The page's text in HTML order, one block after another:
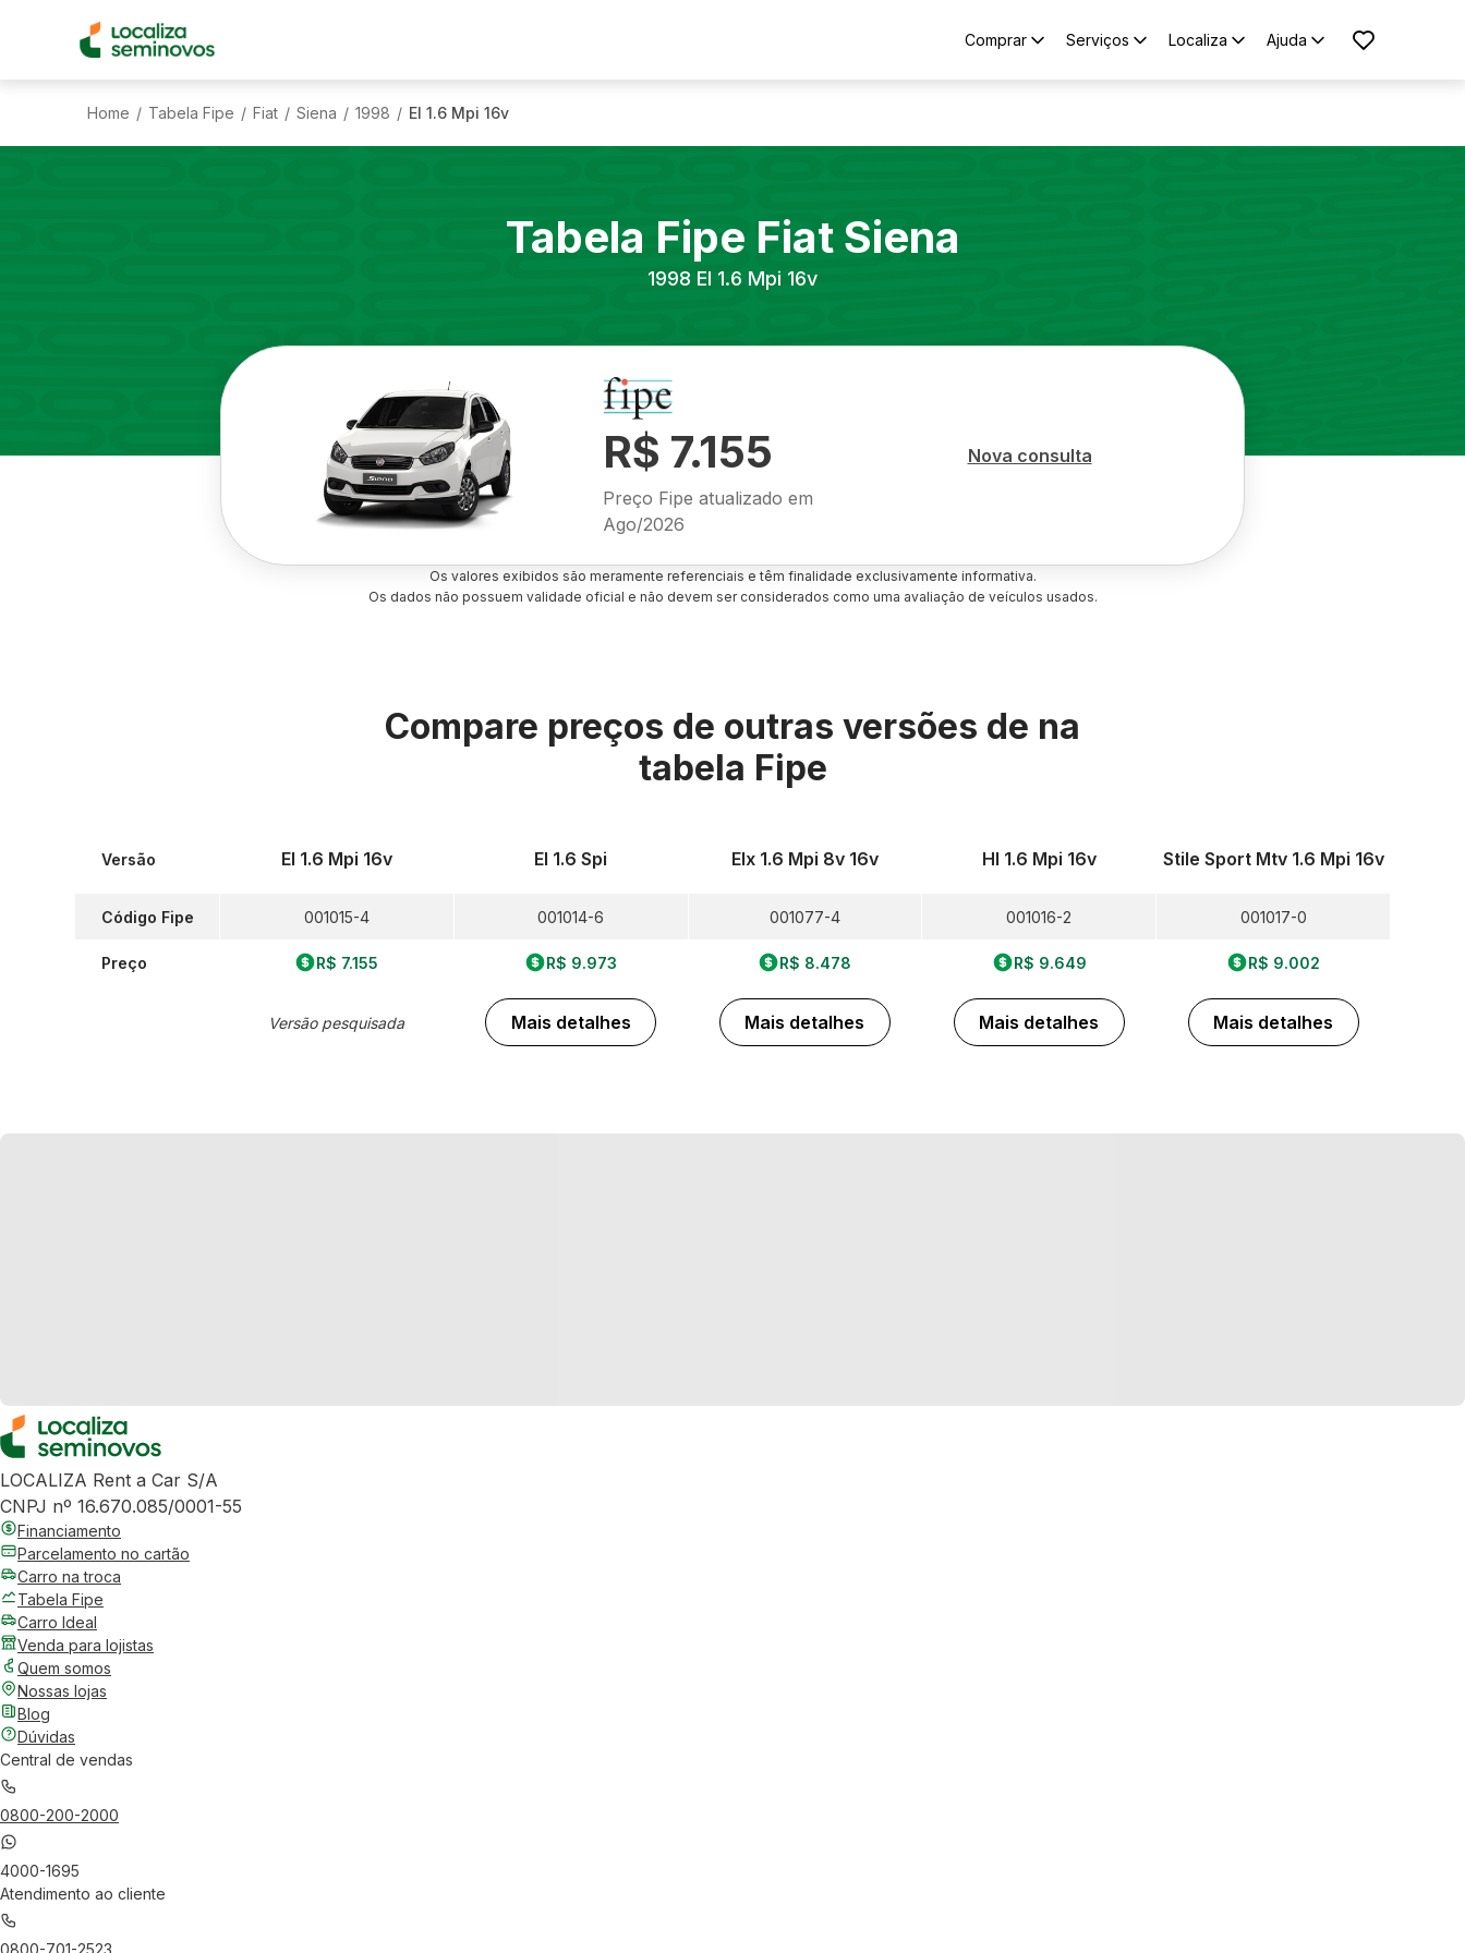
Comprar Serviços Localiza Ajuda
Home / Tabela Fipe / Fiat / Siena / 1998 / El 1.6 Mpi 16v
Tabela Fipe Fiat Siena
1998 El 1.6 Mpi 16v
R$ 7.155
Preço Fipe atualizado em
Ago/2026
Nova consulta
Os valores exibidos são meramente referenciais e têm finalidade exclusivamente informativa.
Os dados não possuem validade oficial e não devem ser considerados como uma avaliação de veículos usados.
Compare preços de outras versões de na
tabela Fipe
Versão
Código Fipe
Preço
El 1.6 Mpi 16v
001015-4
R$ 7.155
Versão pesquisada
El 1.6 Spi
001014-6
R$ 9.973
Mais detalhes
Elx 1.6 Mpi 8v 16v
001077-4
R$ 8.478
Mais detalhes
Hl 1.6 Mpi 16v
001016-2
R$ 9.649
Mais detalhes
Stile Sport Mtv 1.6 Mpi 16v
001017-0
R$ 9.002
Mais detalhes
LOCALIZA Rent a Car S/A
CNPJ nº 16.670.085/0001-55
Financiamento
Parcelamento no cartão
Carro na troca
Tabela Fipe
Carro Ideal
Venda para lojistas
Quem somos
Nossas lojas
Blog
Dúvidas
Central de vendas
0800-200-2000
4000-1695
Atendimento ao cliente
0800-701-2523